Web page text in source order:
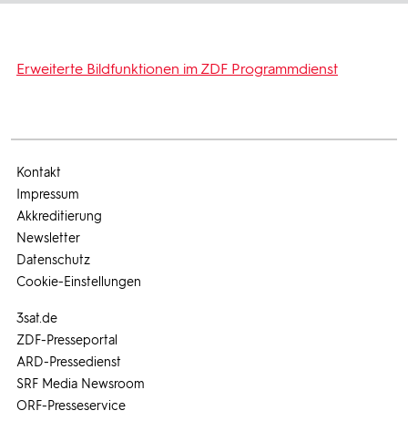
Erweiterte Bildfunktionen im ZDF Programmdienst
3sat.de
ZDF-Presseportal
ARD-Pressedienst
SRF Media Newsroom
ORF-Presseservice
Kontakt
Impressum
Akkreditierung
Newsletter
Datenschutz
Cookie-Einstellungen